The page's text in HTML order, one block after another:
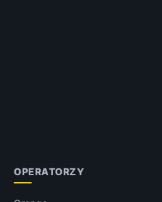
OPERATORZY